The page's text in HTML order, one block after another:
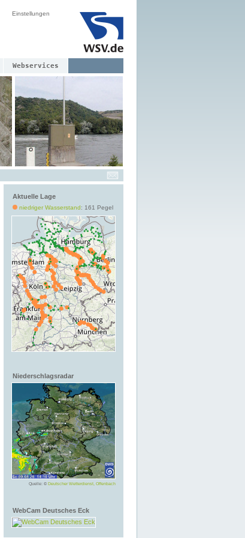
Einstellungen
Webservices
Aktuelle Lage
niedriger Wasserstand: 161 Pegel
Niederschlagsradar
Quelle: © Deutscher Wetterdienst, Offenbach
WebCam Deutsches Eck